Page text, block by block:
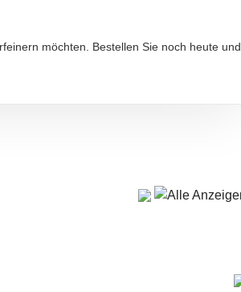
möchten. Bestellen Sie noch heute und